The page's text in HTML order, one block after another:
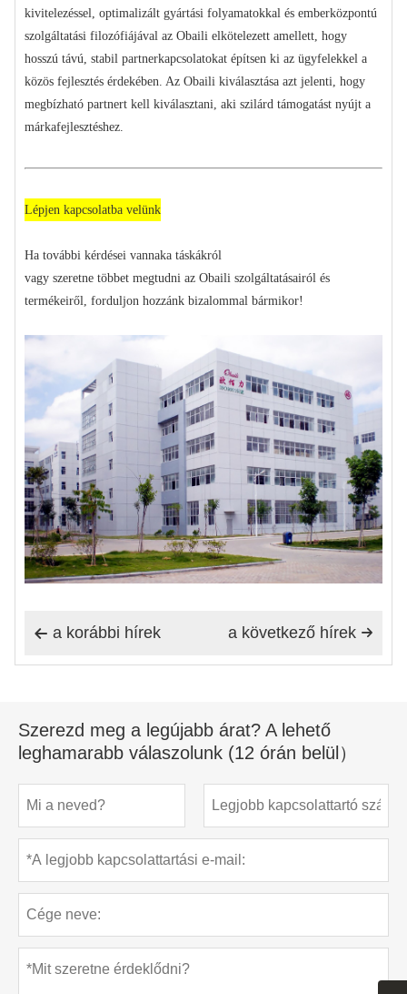
kivitelezéssel, optimalizált gyártási folyamatokkal és emberközpontú
szolgáltatási filozófiájával az Obaili elkötelezett amellett, hogy
hosszú távú, stabil partnerkapcsolatokat építsen ki az ügyfelekkel a
közös fejlesztés érdekében. Az Obaili kiválasztása azt jelenti, hogy
megbízható partnert kell kiválasztani, aki szilárd támogatást nyújt a
márkafejlesztéshez.
Lépjen kapcsolatba velünk
Ha további kérdései vannaka táskákról
vagy szeretne többet megtudni az Obaili szolgáltatásairól és
termékeiről, forduljon hozzánk bizalommal bármikor!
 a korábbi hírek 
a következő hírek
Szerezd meg a legújabb árat? A lehető
leghamarabb válaszolunk (12 órán belül）